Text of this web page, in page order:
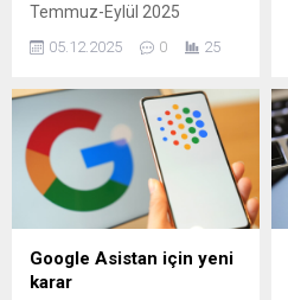
Temmuz-Eylül 2025
cihaz sevkiyatları bir önceki
tarihinin en yüksek çeyreklik
büyümesine ulaştı.
Katlanabilir akıllı telefonlar,
Samsung Galaxy Z Fold7'nin
piyasaya sürülmesi ve
amiral gemisi Huawei ...
05.12.2025 0 25
Google Asistan için yeni
karar